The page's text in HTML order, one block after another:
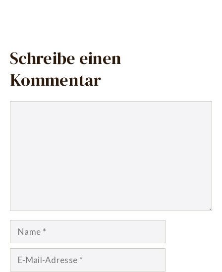
Schreibe einen
Kommentar
Name